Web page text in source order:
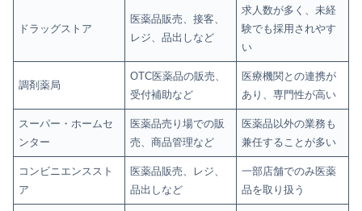
ドラッグストア
医薬品販売、接客、
レジ、品出しなど
求人数が多く、未経
験でも採用されやす
い
調剤薬局
OTC医薬品の販売、
受付補助など
医療機関との連携が
あり、専門性が高い
スーパー・ホームセ
ンター
医薬品売り場での販
売、商品管理など
医薬品以外の業務も
兼任することが多い
コンビニエンススト
ア
医薬品販売、レジ、
品出しなど
一部店舗でのみ医薬
品を取り扱う